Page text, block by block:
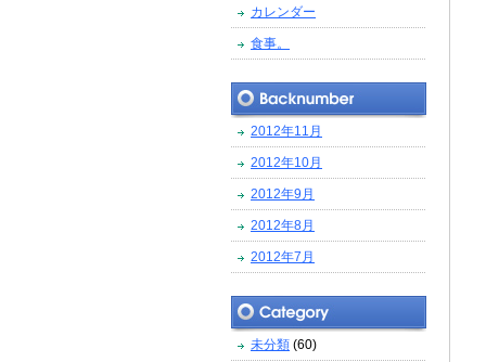
カレンダー
食事。
2012年11月
2012年10月
2012年9月
2012年8月
2012年7月
未分類 (60)